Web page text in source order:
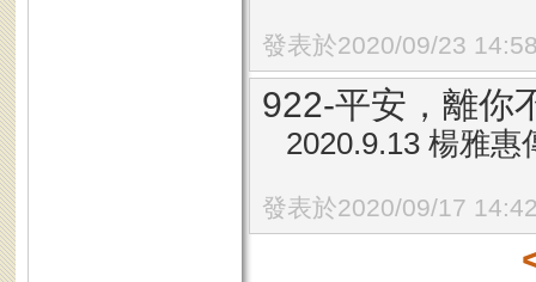
發表於2020/09/23
922-平安，離你
2020.9.13 楊雅
發表於2020/09/17